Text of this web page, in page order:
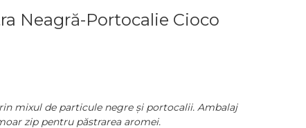
Neagră-Portocalie Cioco
mixul de particule negre și portocalii. Ambalaj
zip pentru păstrarea aromei.